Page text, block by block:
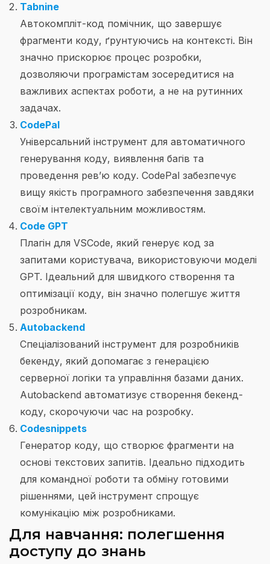
Tabnine
Автокомпліт-код помічник, що завершує
фрагменти коду, ґрунтуючись на контексті. Він
значно прискорює процес розробки,
дозволяючи програмістам зосередитися на
важливих аспектах роботи, а не на рутинних
задачах.
CodePal
Універсальний інструмент для автоматичного
генерування коду, виявлення багів та
проведення рев’ю коду. CodePal забезпечує
вищу якість програмного забезпечення завдяки
своїм інтелектуальним можливостям.
Code GPT
Плагін для VSCode, який генерує код за
запитами користувача, використовуючи моделі
GPT. Ідеальний для швидкого створення та
оптимізації коду, він значно полегшує життя
розробникам.
Autobackend
Спеціалізований інструмент для розробників
бекенду, який допомагає з генерацією
серверної логіки та управління базами даних.
Autobackend автоматизує створення бекенд-
коду, скорочуючи час на розробку.
Codesnippets
Генератор коду, що створює фрагменти на
основі текстових запитів. Ідеально підходить
для командної роботи та обміну готовими
рішеннями, цей інструмент спрощує
комунікацію між розробниками.
Для навчання: полегшення
доступу до знань